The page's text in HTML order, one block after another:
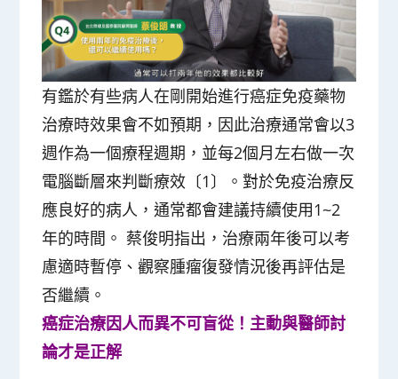
有鑑於有些病人在剛開始進行癌症免疫藥物
治療時效果會不如預期，因此治療通常會以3
週作為一個療程週期，並每2個月左右做一次
電腦斷層來判斷療效〔1〕。對於免疫治療反
應良好的病人，通常都會建議持續使用1~2
年的時間。 蔡俊明指出，治療兩年後可以考
慮適時暫停、觀察腫瘤復發情況後再評估是
否繼續。
癌症治療因人而異不可盲從！主動與醫師討
論才是正解